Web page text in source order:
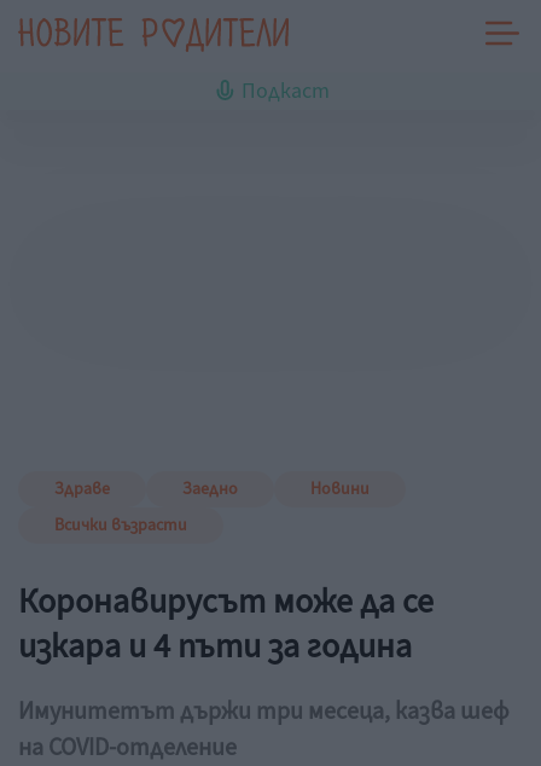
Подкаст
Здраве Заедно
Новини
Всички възрасти
Коронавирусът може да се
изкара и 4 пъти за година
Имунитетът държи три месеца, казва шеф
на COVID-отделение